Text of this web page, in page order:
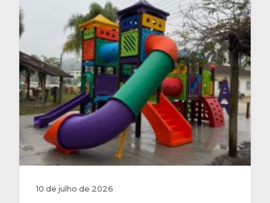
10 de julho de 2026